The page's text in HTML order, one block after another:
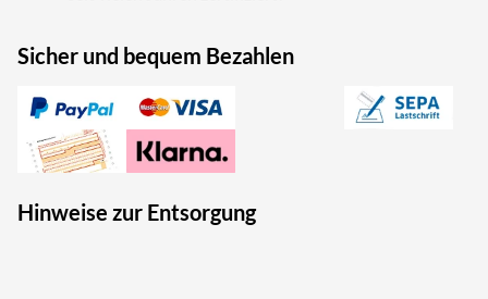
Sicher und bequem Bezahlen
Hinweise zur Entsorgung